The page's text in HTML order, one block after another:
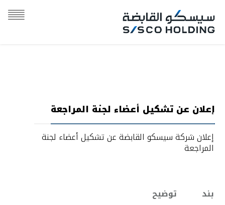
إعلان عن تشكيل أعضاء لجنة المراجعة
إعلان شركة سيسكو القابضة عن تشكيل أعضاء لجنة
المراجعة
بند توضيح